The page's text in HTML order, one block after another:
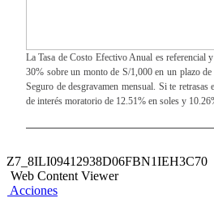
La Tasa de Costo Efectivo Anual es referencial
30% sobre un monto de S/1,000 en un plazo
Seguro de desgravamen mensual. Si te retrasas
de interés moratorio de 12.51% en soles y
Z7_8ILI09412938D06FBN1IEH3C70
Web Content Viewer
Acciones